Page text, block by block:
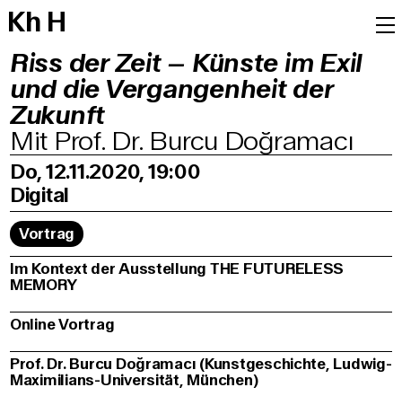
Kh H
Riss der Zeit – Künste im Exil
und die Vergangenheit der
Zukunft
Mit Prof. Dr. Burcu Doğramacı
Do, 12.11.2020, 19:00
Digital
Vortrag
Im Kontext der Ausstellung THE FUTURELESS
MEMORY
Online Vortrag
Prof. Dr. Burcu Doğramacı (Kunstgeschichte, Ludwig-
Maximilians-Universität, München)